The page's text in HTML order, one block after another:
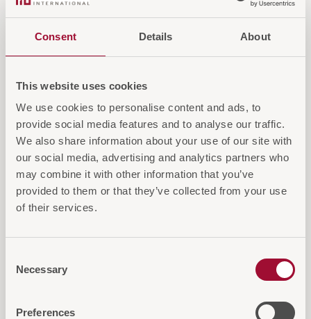
Consent Details About
This website uses cookies
We use cookies to personalise content and ads, to
provide social media features and to analyse our traffic.
We also share information about your use of our site with
our social media, advertising and analytics partners who
may combine it with other information that you’ve
provided to them or that they’ve collected from your use
of their services.
Selection
Necessary
Preferences
Kleiderstange
Wäscheständer 25 m mit Kleiderstange, 3 Farben